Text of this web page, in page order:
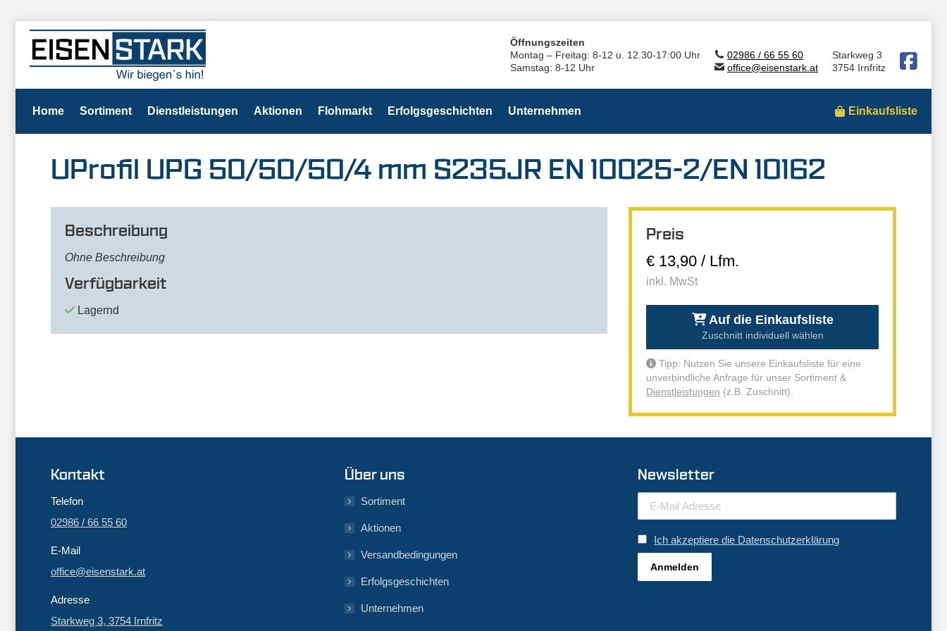
Öffnungszeiten
Montag – Freitag: 8-12 u. 12.30-17:00 Uhr
Samstag: 8-12 Uhr
02986 / 66 55 60
office@eisenstark.at
Starkweg 3
3754 Irnfritz
Home Sortiment Dienstleistungen Aktionen Flohmarkt Erfolgsgeschichten Unternehmen Einkaufsliste
UProfil UPG 50/50/50/4 mm S235JR EN 10025-2/EN 10162
Beschreibung
Ohne Beschreibung
Verfügbarkeit
Lagernd
Preis
€ 13,90 / Lfm.
inkl. MwSt
Auf die Einkaufsliste
Zuschnitt individuell wählen
Tipp: Nutzen Sie unsere Einkaufsliste für eine
unverbindliche Anfrage für unser Sortiment &
Dienstleistungen (z.B. Zuschnitt).
Kontakt
Telefon
02986 / 66 55 60
E-Mail
office@eisenstark.at
Adresse
Starkweg 3, 3754 Irnfritz
Über uns
Sortiment
Aktionen
Versandbedingungen
Erfolgsgeschichten
Unternehmen
Newsletter
Ich akzeptiere die Datenschutzerklärung